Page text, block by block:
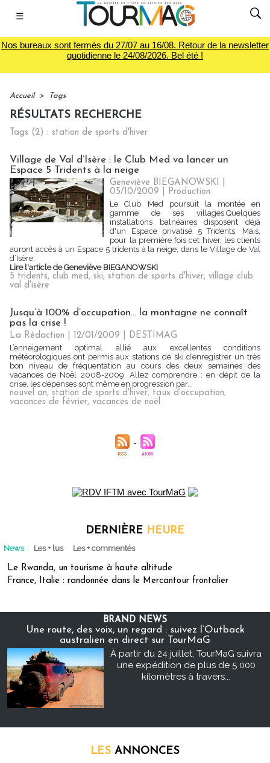
☰
Nos bureaux sont fermés du 27/07 au 16/08. Retour de la newsletter
quotidienne le 24/08/2026. Bel été !
Accueil > Tags
RÉSULTATS RECHERCHE
Tags (2) : station de sports d'hiver
Village de Val d’Isère : le Club Med va lancer un
Espace 5 Tridents à la neige
Geneviève BIEGANOWSKI |
05/10/2009
Production
Le Club Med poursuit la montée en
gamme de ses villages.Quelques
installations balnéaires disposent déjà
d'un Espace privatisé 5 Tridents. Mais,
pour la première fois cet hiver, les clients
auront accès à un Espace 5 tridents à la neige, dans le Village de Val
d’Isère.
Lire l'article de Geneviève BIEGANOWSKI
5 tridents, club med, ski, station de sports d'hiver, village club
val d'isère
Jusqu’à 100% d’occupation... la montagne ne connaît
pas la crise !
La Rédaction | 12/01/2009
DESTIMAG
L’enneigement optimal allié aux excellentes conditions
météorologiques ont permis aux stations de ski d’enregistrer un très
bon niveau de fréquentation au cours des deux semaines des
vacances de Noël 2008-2009. Allez comprendre : en dépit de la
crise, les dépenses sont même en progression par...
nouvel an, station de sports d'hiver, taux d'occupation,
vacances de février, vacances de noël
DERNIÈRE HEURE
News Les + lus Les + commentés
Le Rwanda, un tourisme à haute altitude
France, Italie : randonnée dans le Mercantour frontalier
BRAND NEWS
Une route, des voix, un regard : suivez l’Outback
australien en direct sur TourMaG
À partir du 24 juillet, TourMaG suivra
une expédition de plus de 5 000
kilomètres à travers...
LES ANNONCES